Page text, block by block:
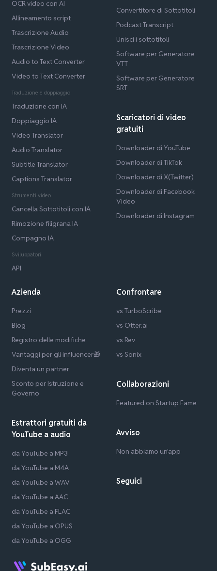
OCR video con AI
Allineamento script
Trascrizione Audio
Trascrizione Video
Audio to Text Converter
Video to Text Converter
Traduzione e doppiaggio
Traduzione con IA
Doppiaggio IA
Video Translator
Audio Translator
Subtitle Translator
Captions Translator
Strumenti video
Cancella Sottotitoli con IA
Rimozione filigrana IA
Compagno IA
Sviluppatori
API
Convertitore di Sottotitoli
Podcast Transcript
Unisci i sottotitoli
Software per Generatore
VTT
Software per Generatore
SRT
Scaricatori di video
gratuiti
Downloader di YouTube
Downloader di TikTok
Downloader di X(Twitter)
Downloader di Facebook
Video
Downloader di Instagram
Azienda
Prezzi
Blog
Registro delle modifiche
Vantaggi per gli influencer🎁
Diventa un partner
Sconto per Istruzione e
Governo
Estrattori gratuiti da
YouTube a audio
da YouTube a MP3
da YouTube a M4A
da YouTube a WAV
da YouTube a AAC
da YouTube a FLAC
da YouTube a OPUS
da YouTube a OGG
Confrontare
vs TurboScribe
vs Otter.ai
vs Rev
vs Sonix
Collaborazioni
Featured on Startup Fame
Avviso
Non abbiamo un'app
Seguici